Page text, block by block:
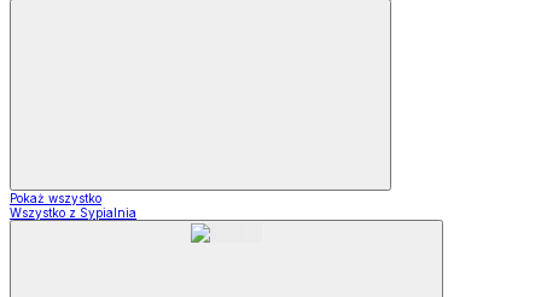
Pokaż wszystko
Wszystko z Sypialnia